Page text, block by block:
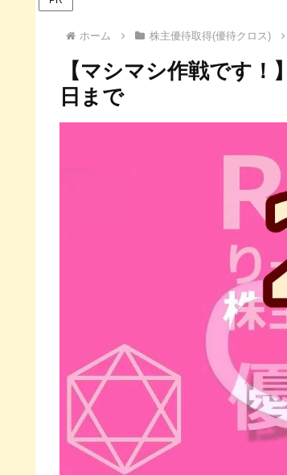
ホーム 株主優待取得(優待クロス)
【マシマシ作戦です
日まで